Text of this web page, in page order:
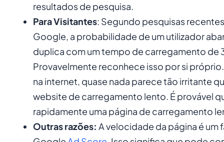
resultados de pesquisa.
Para Visitantes: Segundo pesquisas
Google, a probabilidade de um utilizador
duplica com um tempo de carregamento de
Provavelmente reconhece isso por si
na internet, quase nada parece tão irritante
website de carregamento lento. É provável
rapidamente uma página de carregamento
Outras razões: A velocidade da página é um